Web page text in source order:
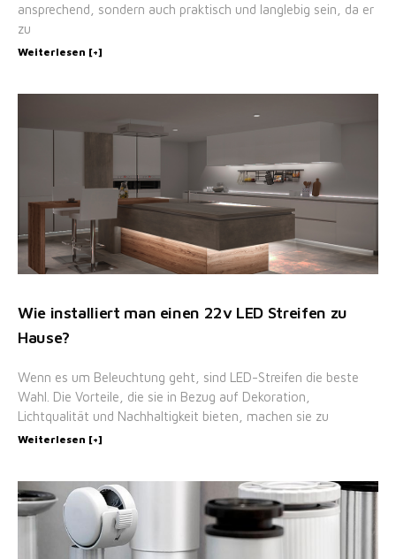
ansprechend, sondern auch praktisch und langlebig sein, da er
zu
Weiterlesen [+]
Wie installiert man einen 22v LED Streifen zu
Hause?
Wenn es um Beleuchtung geht, sind LED-Streifen die beste
Wahl. Die Vorteile, die sie in Bezug auf Dekoration,
Lichtqualität und Nachhaltigkeit bieten, machen sie zu
Weiterlesen [+]